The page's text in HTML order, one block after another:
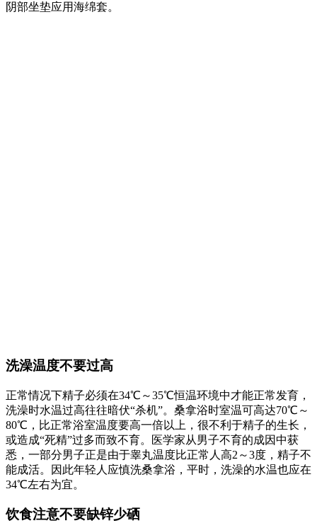
阴部坐垫应用海绵套。
洗澡温度不要过高
正常情况下精子必须在34℃～35℃恒温环境中才能正常发育，
洗澡时水温过高往往暗伏“杀机”。桑拿浴时室温可高达70℃～
80℃，比正常浴室温度要高一倍以上，很不利于精子的生长，
或造成“死精”过多而致不育。医学家从男子不育的成因中获
悉，一部分男子正是由于睾丸温度比正常人高2～3度，精子不
能成活。因此年轻人应慎洗桑拿浴，平时，洗澡的水温也应在
34℃左右为宜。
饮食注意不要缺锌少硒